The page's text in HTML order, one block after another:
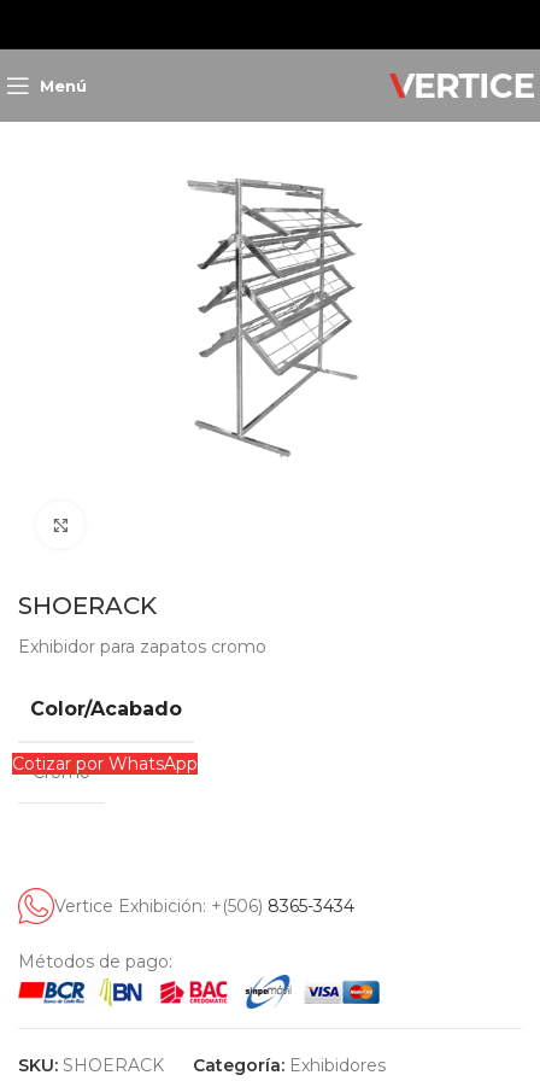
Menú
SHOERACK
Exhibidor para zapatos cromo
Color/Acabado
Cromo
Cotizar por WhatsApp
Vertice Exhibición: +(506) 8365-3434
Métodos de pago:
SKU: SHOERACK Categoría: Exhibidores